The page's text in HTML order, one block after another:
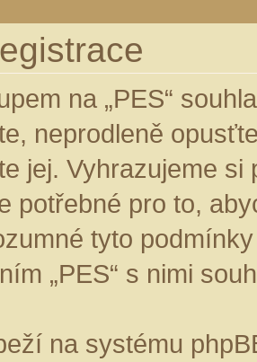
na „PES“
neprodleně
jej. Vyhrazujeme
potřebné pro to,
tyto
„PES“ s nimi
na systému